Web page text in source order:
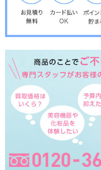
2019年12月2日
中古美容機器 入荷
①スターヴァックSP2（痩身機器）/
荷しました！
①キャビフル（痩身機器）/ 人気のキ
にご検討ください。
商品の詳細はお気軽にお問い合わせ
2019年11月5日
中古美容機器 入荷
①タカラベルモント ラルジュFWPS
す。
②タカラベルモント ノアージュL（
マーです。
③メディセル（痩身機器）/ 筋膜リリ
商品の詳細はお気軽にお問い合わせ
2019年10月31日 中古美容機器 入